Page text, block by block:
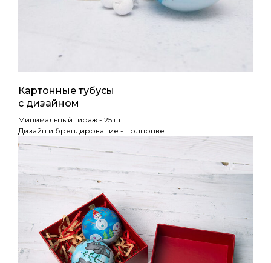
Картонные тубусы
с дизайном
Минимальный тираж - 25 шт
Дизайн и брендирование - полноцвет